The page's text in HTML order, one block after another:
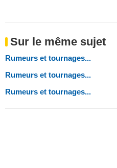
Sur le même sujet
Rumeurs et tournages...
Rumeurs et tournages...
Rumeurs et tournages...